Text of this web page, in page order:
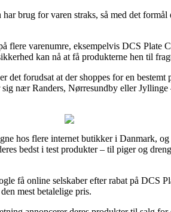
brug for varen straks, så med det formål
flere varenumre, eksempelvis DCS Plate
kan nå at få produkterne hen til
det forudsat at der shoppes for en
nær Randers, Nørresundby eller
hos flere internet butikker i Danmark,
bedst i test produkter – til piger og
få online selskaber efter rabat på DCS
mest betalelige pris.